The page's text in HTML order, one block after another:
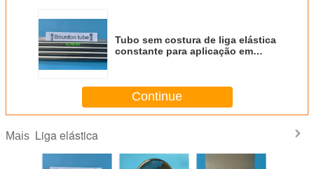
Tubo sem costura de liga elástica
constante para aplicação em
Continue
Mais Liga elástica